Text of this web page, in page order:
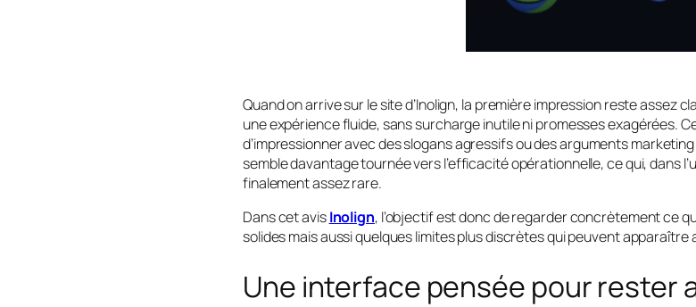
Quand on arrive sur le site d’Inolign, la première impression reste assez
une expérience fluide, sans surcharge inutile ni promesses exagérées.
d’impressionner avec des slogans agressifs ou des arguments
semble davantage tournée vers l’efficacité opérationnelle, ce qui, dans
finalement assez rare.
Dans cet avisInolign, l’objectif est donc de regarder concrètement ce
solides mais aussi quelques limites plus discrètes qui peuvent apparaître
Une interface pensée pour rester